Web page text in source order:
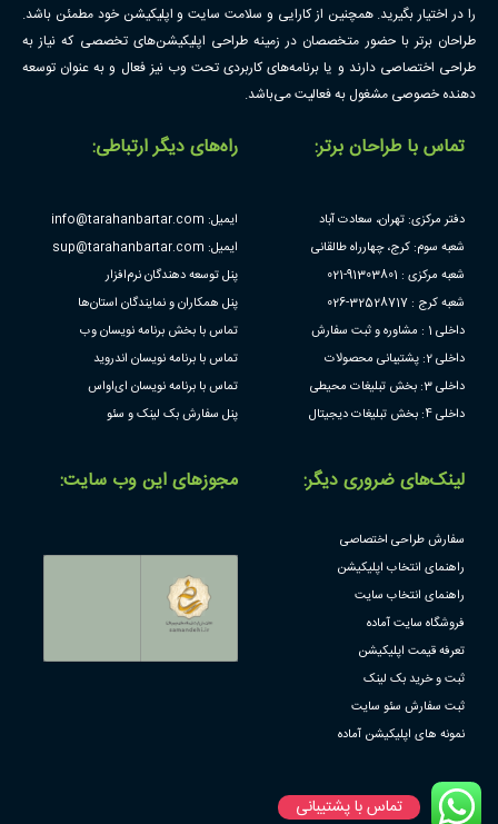
را در اختیار بگیرید. همچنین از کارایی و سلامت سایت و اپلیکیشن خود مطمئن باشد.
طراحان برتر با حضور متخصصان در زمینه طراحی اپلیکیشن‌های تخصصی که نیاز به
طراحی اختصاصی دارند و یا برنامه‌های کاربردی تحت وب نیز فعال و به عنوان توسعه
دهنده خصوصی مشغول به فعالیت می‌باشد.
تماس با طراحان برتر:
دفتر مرکزی: تهران، سعادت آباد
شعبه سوم: کرج، چهارراه طالقانی
شعبه مرکزی : 91303801-021
شعبه کرج : 32528717-026
داخلی 1 : مشاوره و ثبت سفارش
داخلی 2: پشتیبانی محصولات
داخلی 3: بخش تبلیغات محیطی
داخلی 4: بخش تبلیغات دیجیتال
راه‌های دیگر ارتباطی:
ایمیل: info@tarahanbartar.com
ایمیل: sup@tarahanbartar.com
پنل توسعه دهندگان نرم‌افزار
پنل همکاران و نمایندگان استان‌ها
تماس با بخش برنامه نویسان وب
تماس با برنامه نویسان اندروید
تماس با برنامه نویسان ای‌او‌اس
پنل سفارش بک لینک و سئو
لینک‌های ضروری دیگر:
سفارش طراحی اختصاصی
راهنمای انتخاب اپلیکیشن
راهنمای انتخاب سایت
فروشگاه سایت آماده
تعرفه قیمت اپلیکیشن
ثبت و خرید بک لینک
ثبت سفارش سئو سایت
نمونه های اپلیکیشن آماده
مجوز‌های این وب سایت:
تماس با پشتیبانی